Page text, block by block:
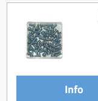
Info